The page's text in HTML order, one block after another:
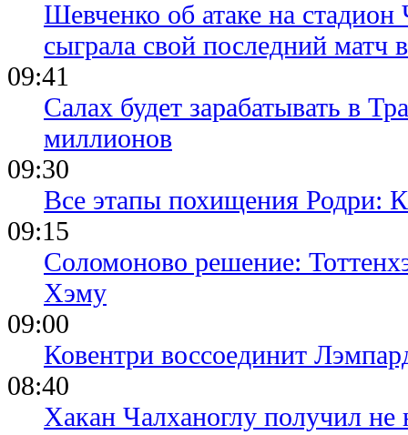
Шевченко об атаке на
сыграла свой последний матч
09:41
Салах будет зарабатывать в
миллионов
09:30
Все этапы похищения Родри:
09:15
Соломоново решение:
Хэму
09:00
Ковентри воссоединит
08:40
Хакан Чалханоглу получил не